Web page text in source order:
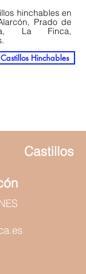
hinchables en
Prado de
La Finca,
Hinchables